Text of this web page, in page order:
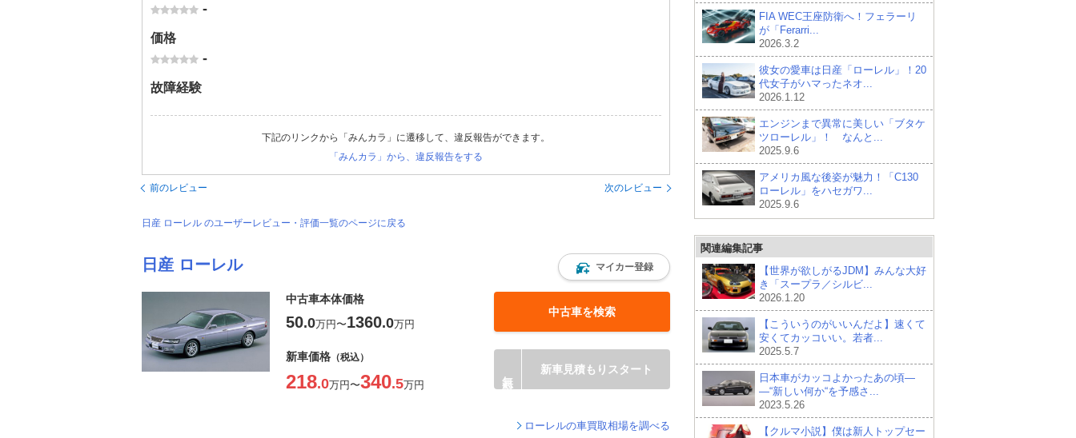
-
価格
-
故障経験
下記のリンクから「みんカラ」に遷移して、違反報告ができます。
「みんカラ」から、違反報告をする
前のレビュー 次のレビュー
日産 ローレル のユーザーレビュー・評価一覧のページに戻る
日産 ローレル マイカー登録
中古車本体価格
50.0万円〜1360.0万円
中古車を検索
新車価格 （税込）
218.0万円〜340.5万円
新車見積もりスタート
ローレルの車買取相場を調べる
FIA WEC王座防衛へ！フェラーリ
が「Ferarri...
2026.3.2
彼女の愛車は日産「ローレル」！20
代女子がハマったネオ...
2026.1.12
エンジンまで異常に美しい「ブタケ
ツローレル」！ なんと...
2025.9.6
アメリカ風な後姿が魅力！「C130
ローレル」をハセガワ...
2025.9.6
関連編集記事
【世界が欲しがるJDM】みんな大好
き「スープラ／シルビ...
2026.1.20
【こういうのがいいんだよ】速くて
安くてカッコいい。若者...
2025.5.7
日本車がカッコよかったあの頃―
―“新しい何か“を予感さ...
2023.5.26
【クルマ小説】僕は新人トップセー